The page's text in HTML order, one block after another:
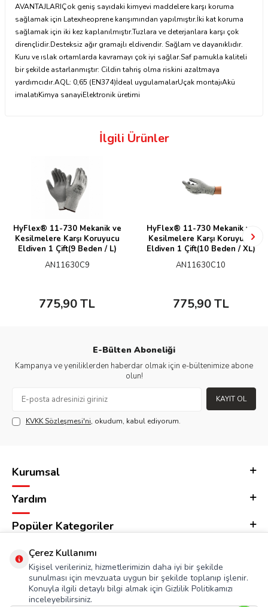
AVANTAJLARIÇok geniş sayıdaki kimyevi maddelere karşı koruma
sağlamak için Latex/neoprene karışımından yapılmıştır.İki kat koruma
sağlamak için iki kez kaplanılmıştır.Tuzlara ve deterjanlara karşı çok
dirençlidir.Desteksiz ağır gramajlı eldivendir. Sağlam ve dayanıklıdır.
Kuru ve ıslak ortamlarda kavramayı çok iyi sağlar.Saf pamukla kaliteli
bir şekilde astarlanmıştır: Cildin tahriş olma riskini azaltmaya
yardımcıdır.AQL: 0,65 (EN374)İdeal uygulamalarUçak montajıAkü
imalatıKimya sanayiElektronik üretimi
İlgili Ürünler
HyFlex® 11-730 Mekanik ve
Kesilmelere Karşı Koruyucu
Eldiven 1 Çift(9 Beden / L)
AN11630C9
775,90TL
HyFlex® 11-730 Mekanik ve
Kesilmelere Karşı Koruyucu
Eldiven 1 Çift(10 Beden / XL)
AN11630C10
775,90TL
E-Bülten Aboneliği
Kampanya ve yeniliklerden haberdar olmak için e-bültenimize abone
olun!
KAYIT OL
KVKK Sözleşmesi'ni, okudum, kabul ediyorum.
Kurumsal
Yardım
Popüler Kategoriler
Adres & İletişim
Çerez Kullanımı
Kişisel verileriniz, hizmetlerimizin daha iyi bir şekilde
sunulması için mevzuata uygun bir şekilde toplanıp işlenir.
Konuyla ilgili detaylı bilgi almak için Gizlilik Politikamızı
inceleyebilirsiniz.